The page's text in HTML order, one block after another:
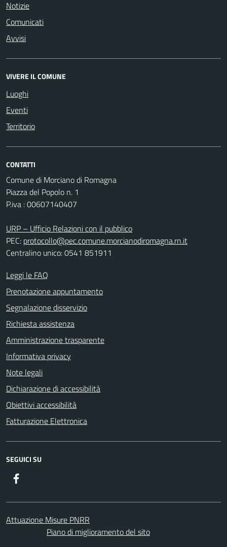
Notizie
Comunicati
Avvisi
VIVERE IL COMUNE
Luoghi
Eventi
Territorio
CONTATTI
Comune di Morciano di Romagna
Piazza del Popolo n. 1
P.iva : 00607140407
URP – Ufficio Relazioni con il pubblico
PEC: protocollo@pec.comune.morcianodiromagna.rn.it
Centralino unico: 0541 851911
Leggi le FAQ
Prenotazione appuntamento
Segnalazione disservizio
Richiesta assistenza
Amministrazione trasparente
Informativa privacy
Note legali
Dichiarazione di accessibilità
Obiettivi accessibilità
Fatturazione Elettronica
SEGUICI SU
Attuazione Misure PNRR
Piano di miglioramento del sito